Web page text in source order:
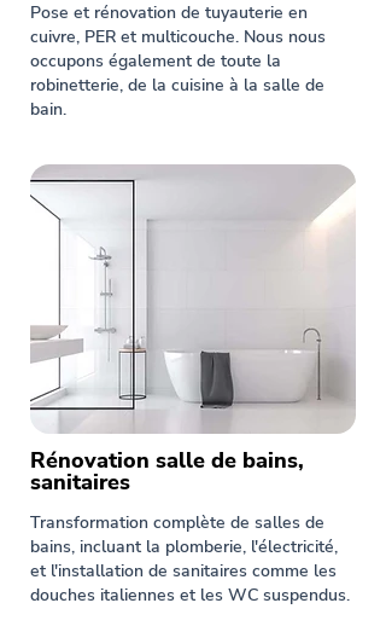
Pose et rénovation de tuyauterie en
cuivre, PER et multicouche. Nous nous
occupons également de toute la
robinetterie, de la cuisine à la salle de
bain.
Rénovation salle de bains,
sanitaires
Transformation complète de salles de
bains, incluant la plomberie, l'électricité,
et l'installation de sanitaires comme les
douches italiennes et les WC suspendus.